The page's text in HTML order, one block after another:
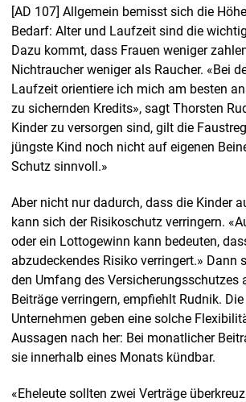
[AD 107] Allgemein bemisst sich die
Bedarf: Alter und Laufzeit sind die
Dazu kommt, dass Frauen weniger
Nichtraucher weniger als Raucher. «Bei
Laufzeit orientiere ich mich am besten
zu sichernden Kredits», sagt Thorsten
Kinder zu versorgen sind, gilt die
jüngste Kind noch nicht auf eigenen
Schutz sinnvoll.»
Aber nicht nur dadurch, dass die Kinder
kann sich der Risikoschutz verringern.
oder ein Lottogewinn kann bedeuten,
abzudeckendes Risiko verringert.» Dann
den Umfang des Versicherungsschutzes
Beiträge verringern, empfiehlt Rudnik.
Unternehmen geben eine solche
Aussagen nach her: Bei monatlicher
sie innerhalb eines Monats kündbar.
«Eheleute sollten zwei Verträge